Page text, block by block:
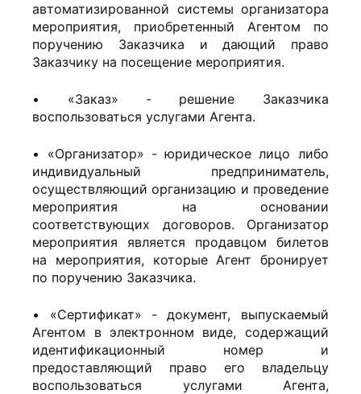
автоматизированной системы организатора
мероприятия, приобретенный Агентом по
поручению Заказчика и дающий право
Заказчику на посещение мероприятия.
• «Заказ» - решение Заказчика
воспользоваться услугами Агента.
• «Организатор» - юридическое лицо либо
индивидуальный предприниматель,
осуществляющий организацию и проведение
мероприятия на основании
соответствующих договоров. Организатор
мероприятия является продавцом билетов
на мероприятия, которые Агент бронирует
по поручению Заказчика.
• «Сертификат» - документ, выпускаемый
Агентом в электронном виде, содержащий
идентификационный номер и
предоставляющий право его владельцу
воспользоваться услугами Агента,